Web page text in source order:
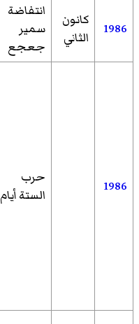
1986
كانون
الثاني
انتفاضة
سمير
جعجع
1986
حرب
الستة أيام